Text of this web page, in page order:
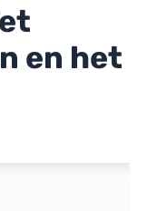
en het